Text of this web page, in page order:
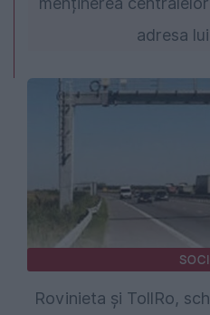
adresa
Rovinieta și TollRo,